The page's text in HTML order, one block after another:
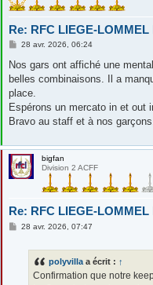
Re: RFC LIEGE-
M
s
a
g
28 avr. 2026, 06:24
Nos gars ont affiché une
belles combinaisons. Il a
place.
Espérons un mercato in et out
Bravo au staff et à nos
bigfan
Division 2 ACFF
Re: RFC LIEGE-
M28 avr. 2026, 07:47
polyvilla a écrit : ↑
Confirmation que notre